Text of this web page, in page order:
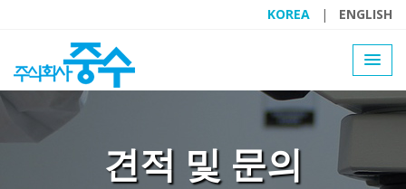
KOREA | ENGLISH
견적 및 문의